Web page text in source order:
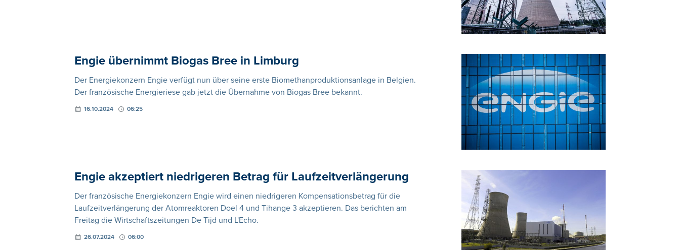
Engie übernimmt Biogas Bree in Limburg
Der Energiekonzern Engie verfügt nun über seine erste Biomethanproduktionsanlage in Belgien.
Der französische Energieriese gab jetzt die Übernahme von Biogas Bree bekannt.
16.10.2024 06:25
Engie akzeptiert niedrigeren Betrag für Laufzeitverlängerung
Der französische Energiekonzern Engie wird einen niedrigeren Kompensationsbetrag für die
Laufzeitverlängerung der Atomreaktoren Doel 4 und Tihange 3 akzeptieren. Das berichten am
Freitag die Wirtschaftszeitungen De Tijd und L'Echo.
26.07.2024 06:00